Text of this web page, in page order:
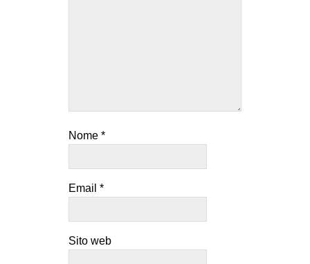
Nome *
Email *
Sito web